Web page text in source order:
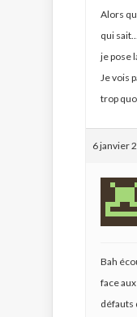
Alors
qui sait…
je pose
Je vois
trop
6 janvier
Bah
face
défauts